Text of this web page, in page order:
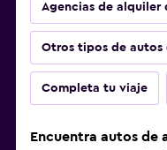
Agencias de alquiler
Otros tipos de autos
Completa tu viaje
Encuentra autos de